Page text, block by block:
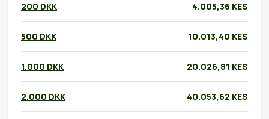
200 DKK 4.005,36 KES
500 DKK 10.013,40 KES
1.000 DKK 20.026,81 KES
2.000 DKK 40.053,62 KES